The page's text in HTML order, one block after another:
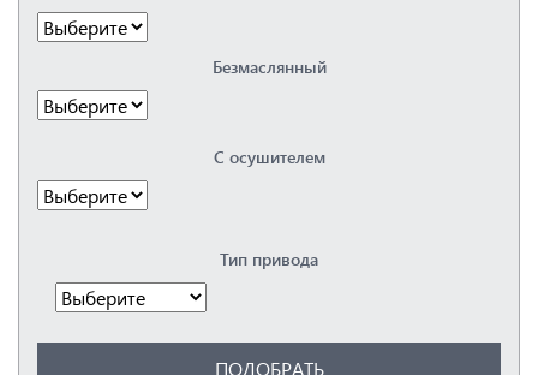
Remeza
Renner
Vortex
Бежецкий
Орёлкомпрессормаш
ПКСД
РКЗ
Безмаслянный
С осушителем
Тип привода